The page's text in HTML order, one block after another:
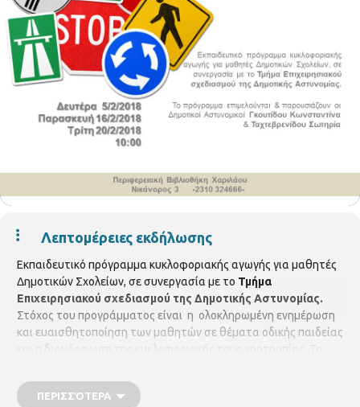
Λεπτομέρειες εκδήλωσης
Εκπαιδευτικό πρόγραμμα κυκλοφοριακής αγωγής για μαθητές
Δημοτικών Σχολείων, σε συνεργασία με το Τμήμα
Επιχειρησιακού σχεδιασμού της Δημοτικής Αστυνομίας.
Στόχος του προγράμματος είναι η ολοκληρωμένη ενημέρωση
και ευαισθητοποίηση των μαθητών σε θέματα οδικής παιδείας
και η διαμόρφωση της κυκλοφοριακής τους νοοτροπίας. Το
ΑστυνομικοίΓκουτίδου Κωνσταντίνα
Σωτηρία.Το εκπαιδευτικό πρόγραμμα θα πραγματοποιηθεί
ΠΕΡΙΣΣΌΤΕΡΑ